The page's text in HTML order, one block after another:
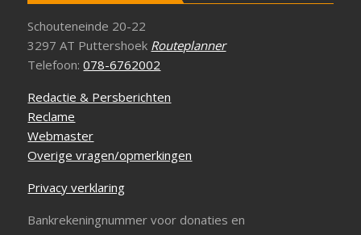
Schouteneinde 20-22
3297 AT Puttershoek Routeplanner
Telefoon:078-6762002
Redactie & Persberichten
Reclame
Webmaster
Overige vragen/opmerkingen
Privacy verklaring
Bankrekeningnummer voor donaties en